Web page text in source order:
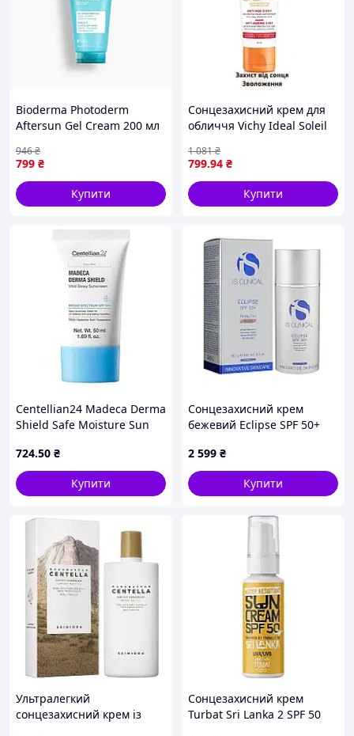
Bioderma Photoderm
Aftersun Gel Cream 200 мл
засмаги для зволоження та
заспокоєння шкіри
799 ₴
946₴
Купити
Сонцезахисний крем для
обличчя Vichy Ideal Soleil
799.94 ₴
1 081₴
Купити
Centellian24 Madeca Derma
Shield Safe Moisture Sun
Зволожувальний
сонцезахисний крем для
обличчя
724.50 ₴
Купити
Сонцезахисний крем
бежевий Eclipse SPF 50+
100 мл
2 599 ₴
Купити
Ультралегкий
сонцезахисний крем із
Сонцезахисний крем
Turbat Sri Lanka 2 SPF 50